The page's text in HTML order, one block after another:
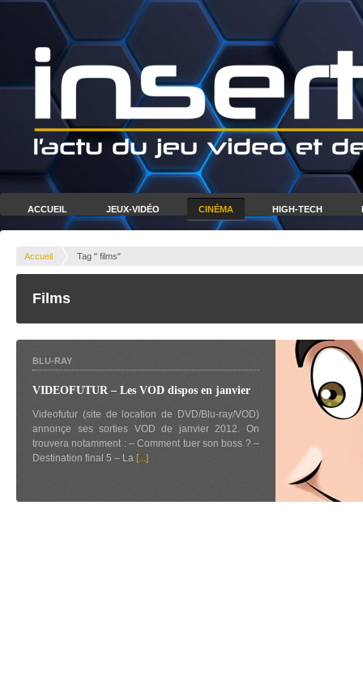
ACCUEIL JEUX-VIDÉO CINÉMA HIGH-TECH
Accueil Tag " films"
Films
BLU-RAY
VIDEOFUTUR – Les VOD dispos en janvier
Videofutur (site de location de DVD/Blu-ray/VOD)
annonçe ses sorties VOD de janvier 2012. On
trouvera notamment : – Comment tuer son boss ? –
Destination final 5 – La [...]